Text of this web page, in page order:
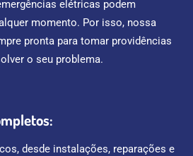
elétricas podem
momento. Por isso, nossa
pronta para tomar providências
o seu problema.
desde instalações, reparações e